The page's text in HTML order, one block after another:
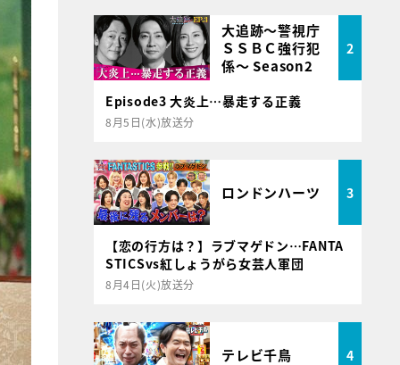
大追跡～警視庁
ＳＳＢＣ強行犯
係～ Season2
2
Episode3 大炎上…暴走する正義
8月5日(水)放送分
ロンドンハーツ 3
【恋の行方は？】ラブマゲドン…FANTA
STICSvs紅しょうがら女芸人軍団
8月4日(火)放送分
テレビ千鳥 4